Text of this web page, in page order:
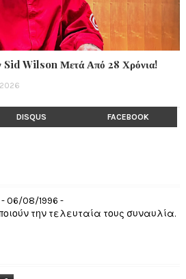
Sid Wilson Μετά Από 28 Χρόνια!
DISQUS FACEBOOK
- 06/08/1996 -
την τελευταία τους συναυλία.